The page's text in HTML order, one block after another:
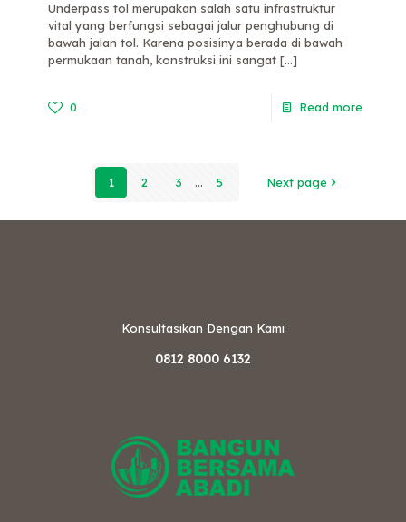
Underpass tol merupakan salah satu infrastruktur
vital yang berfungsi sebagai jalur penghubung di
bawah jalan tol. Karena posisinya berada di bawah
permukaan tanah, konstruksi ini sangat […]
0 Read more
1 2 3 ... 5 Next page
Konsultasikan Dengan Kami
0812 8000 6132